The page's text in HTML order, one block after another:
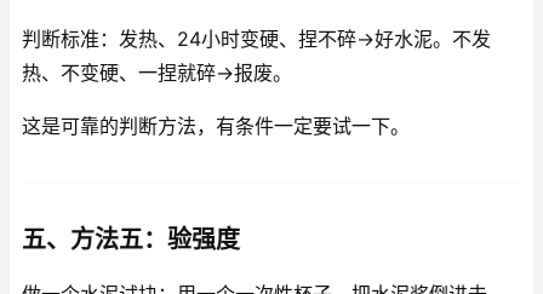
判断标准：发热、24小时变硬、捏不碎→好水泥。不发
热、不变硬、一捏就碎→报废。
这是可靠的判断方法，有条件一定要试一下。
五、方法五：验强度